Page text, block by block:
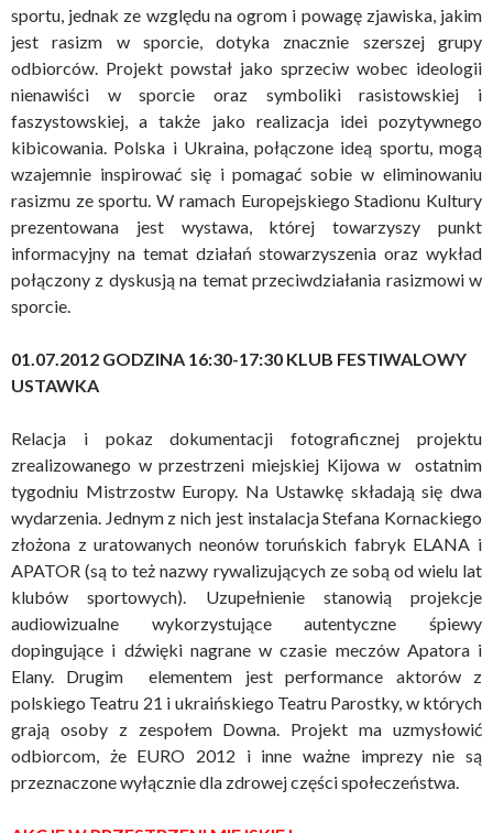
sportu, jednak ze względu na ogrom i powagę zjawiska, jakim
jest rasizm w sporcie, dotyka znacznie szerszej grupy
odbiorców. Projekt powstał jako sprzeciw wobec ideologii
nienawiści w sporcie oraz symboliki rasistowskiej i
faszystowskiej, a także jako realizacja idei pozytywnego
kibicowania. Polska i Ukraina, połączone ideą sportu, mogą
wzajemnie inspirować się i pomagać sobie w eliminowaniu
rasizmu ze sportu. W ramach Europejskiego Stadionu Kultury
prezentowana jest wystawa, której towarzyszy punkt
informacyjny na temat działań stowarzyszenia oraz wykład
połączony z dyskusją na temat przeciwdziałania rasizmowi w
sporcie.
01.07.2012 GODZINA 16:30-17:30 KLUB FESTIWALOWY
USTAWKA
Relacja i pokaz dokumentacji fotograficznej projektu
zrealizowanego w przestrzeni miejskiej Kijowa w ostatnim
tygodniu Mistrzostw Europy. Na Ustawkę składają się dwa
wydarzenia. Jednym z nich jest instalacja Stefana Kornackiego
złożona z uratowanych neonów toruńskich fabryk ELANA i
APATOR (są to też nazwy rywalizujących ze sobą od wielu lat
klubów sportowych). Uzupełnienie stanowią projekcje
audiowizualne wykorzystujące autentyczne śpiewy
dopingujące i dźwięki nagrane w czasie meczów Apatora i
Elany. Drugim elementem jest performance aktorów z
polskiego Teatru 21 i ukraińskiego Teatru Parostky, w których
grają osoby z zespołem Downa. Projekt ma uzmysłowić
odbiorcom, że EURO 2012 i inne ważne imprezy nie są
przeznaczone wyłącznie dla zdrowej części społeczeństwa.